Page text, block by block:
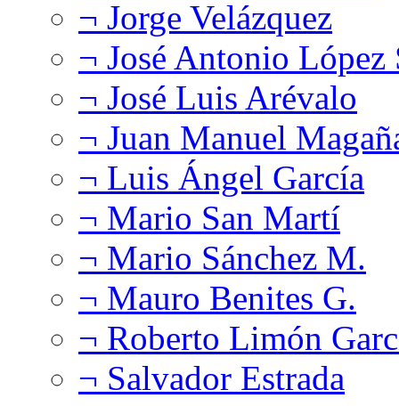
¬ Jorge Velázquez
¬ José Antonio López
¬ José Luis Arévalo
¬ Juan Manuel
¬ Luis Ángel García
¬ Mario San Martí
¬ Mario Sánchez M.
¬ Mauro Benites G.
¬ Roberto Limón
¬ Salvador Estrada